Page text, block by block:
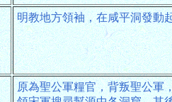
明教地方領袖，在咸平洞發動
原為聖公軍糧官，背叛聖公軍